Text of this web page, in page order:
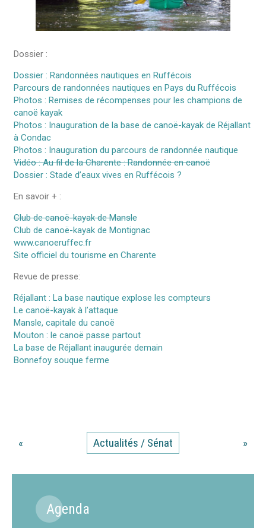
Dossier :
Dossier : Randonnées nautiques en Ruffécois
Parcours de randonnées nautiques en Pays du Ruffécois
Photos : Remises de récompenses pour les champions de
canoë kayak
Photos : Inauguration de la base de canoë-kayak de Réjallant
à Condac
Photos : Inauguration du parcours de randonnée nautique
Vidéo : Au fil de la Charente : Randonnée en canoë
Dossier : Stade d’eaux vives en Ruffécois ?
En savoir + :
Club de canoë-kayak de Mansle
Club de canoë-kayak de Montignac
www.canoeruffec.fr
Site officiel du tourisme en Charente
Revue de presse:
Réjallant : La base nautique explose les compteurs
Le canoë-kayak à l’attaque
Mansle, capitale du canoë
Mouton : le canoë passe partout
La base de Réjallant inaugurée demain
Bonnefoy souque ferme
« Actualités / Sénat »
Agenda